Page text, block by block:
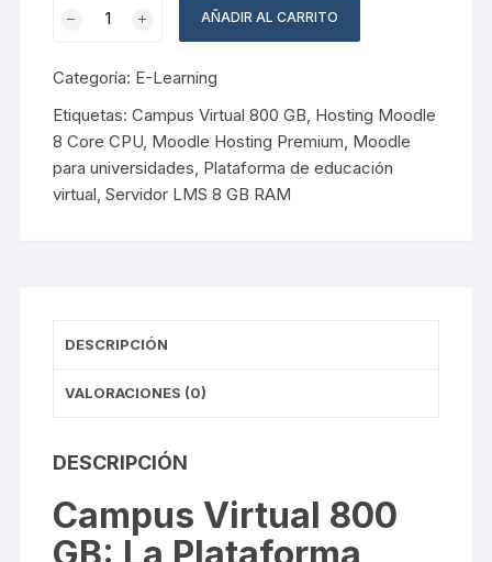
GB
cantidad
AÑADIR AL CARRITO
Categoría: E-Learning
Etiquetas:Campus Virtual 800 GB, Hosting Moodle
8 Core CPU, Moodle Hosting Premium, Moodle
para universidades, Plataforma de educación
virtual,Servidor LMS 8 GB RAM
DESCRIPCIÓN
VALORACIONES (0)
DESCRIPCIÓN
Campus Virtual 800